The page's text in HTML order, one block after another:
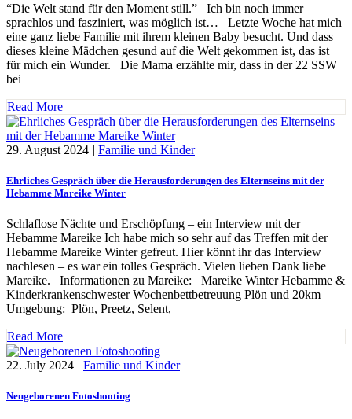
“Die Welt stand für den Moment still.” Ich bin noch immer
sprachlos und fasziniert, was möglich ist… Letzte Woche hat mich
eine ganz liebe Familie mit ihrem kleinen Baby besucht. Und dass
dieses kleine Mädchen gesund auf die Welt gekommen ist, das ist
für mich ein Wunder. Die Mama erzählte mir, dass in der 22 SSW
bei
Read More
29. August 2024 | Familie und Kinder
Ehrliches Gespräch über die Herausforderungen des Elternseins mit der
Hebamme Mareike Winter
Schlaflose Nächte und Erschöpfung – ein Interview mit der
Hebamme Mareike Ich habe mich so sehr auf das Treffen mit der
Hebamme Mareike Winter gefreut. Hier könnt ihr das Interview
nachlesen – es war ein tolles Gespräch. Vielen lieben Dank liebe
Mareike. Informationen zu Mareike: Mareike Winter Hebamme &
Kinderkrankenschwester Wochenbettbetreuung Plön und 20km
Umgebung: Plön, Preetz, Selent,
Read More
22. July 2024 | Familie und Kinder
Neugeborenen Fotoshooting